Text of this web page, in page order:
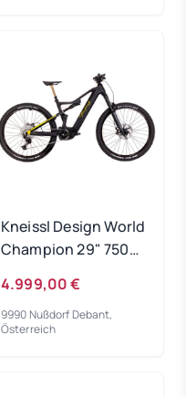
Kneissl Design World
Champion 29" 750Wh
40 cm
4.999,00 €
9990 Nußdorf Debant,
Österreich